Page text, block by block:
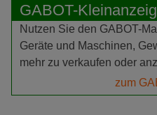
GABOT-
Nutzen Sie den GABOT-
Geräte und Maschinen,
mehr zu verkaufen oder
zum